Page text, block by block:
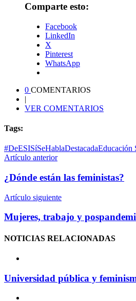
Comparte esto:
Facebook
LinkedIn
X
Pinterest
WhatsApp
0 COMENTARIOS
|
VER COMENTARIOS
Tags:
#DeESISíSeHablaDestacadaEducación
Artículo anterior
¿Dónde están las feministas?
Artículo siguiente
Mujeres, trabajo y
NOTICIAS RELACIONADAS
Universidad pública y